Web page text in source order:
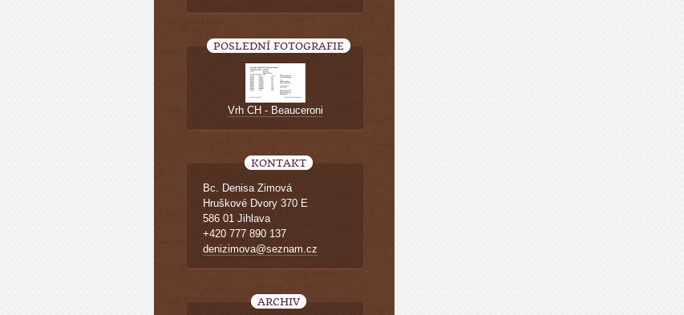
POSLEDNÍ FOTOGRAFIE
Vrh CH - Beauceroni
KONTAKT
Bc. Denisa Zimová
Hruškové Dvory 370 E
586 01 Jihlava
+420 777 890 137
denizimova@seznam.cz
ARCHIV